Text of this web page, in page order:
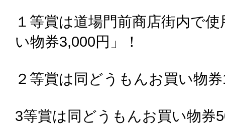
１等賞は道場門前商店街内で
い物券3,000円」！
２等賞は同どうもんお買い物
3等賞は同どうもんお買い物券